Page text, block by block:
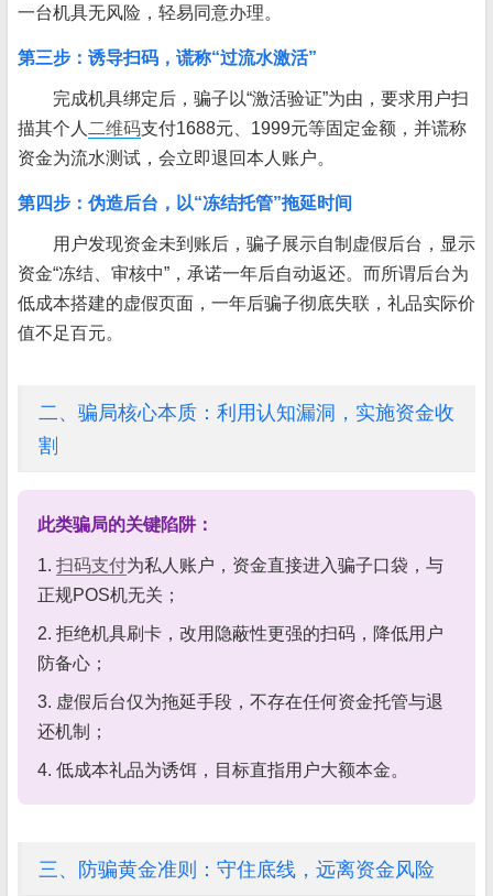
一台机具无风险，轻易同意办理。
第三步：诱导扫码，谎称“过流水激活”
完成机具绑定后，骗子以“激活验证”为由，要求用户扫
描其个人 二维码支付1688元、1999元等固定金额，并谎称
资金为流水测试，会立即退回本人账户。
第四步：伪造后台，以“冻结托管”拖延时间
用户发现资金未到账后，骗子展示自制虚假后台，显示
资金“冻结、审核中”，承诺一年后自动返还。而所谓后台为
低成本搭建的虚假页面，一年后骗子彻底失联，礼品实际价
值不足百元。
二、骗局核心本质：利用认知漏洞，实施资金收
割
此类骗局的关键陷阱：
1. 扫码支付为私人账户，资金直接进入骗子口袋，与
正规POS机无关；
2. 拒绝机具刷卡，改用隐蔽性更强的扫码，降低用户
防备心；
3. 虚假后台仅为拖延手段，不存在任何资金托管与退
还机制；
4. 低成本礼品为诱饵，目标直指用户大额本金。
三、防骗黄金准则：守住底线，远离资金风险